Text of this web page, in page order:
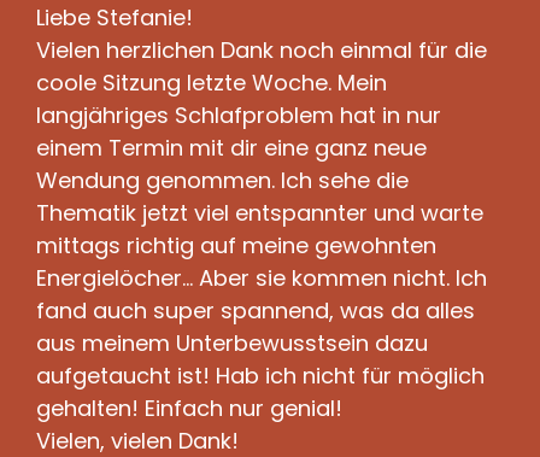
Liebe Stefanie!
Vielen herzlichen Dank noch einmal für die
coole Sitzung letzte Woche. Mein
langjähriges Schlafproblem hat in nur
einem Termin mit dir eine ganz neue
Wendung genommen. Ich sehe die
Thematik jetzt viel entspannter und warte
mittags richtig auf meine gewohnten
Energielöcher... Aber sie kommen nicht. Ich
fand auch super spannend, was da alles
aus meinem Unterbewusstsein dazu
aufgetaucht ist! Hab ich nicht für möglich
gehalten! Einfach nur genial!
Vielen, vielen Dank!